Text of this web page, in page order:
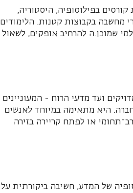
בפילוסופיה, היסטוריה,
מחשבה בקבוצות קטנות. הלימודים
שמוכן.ה להרחיב אופקים, לשאול
ועד מדעי הרוח - המעוניינים
היא מתאימה במיוחד לאנשים
או לפתח קריירה בזירה
של המדע, חשיבה ביקורתית על